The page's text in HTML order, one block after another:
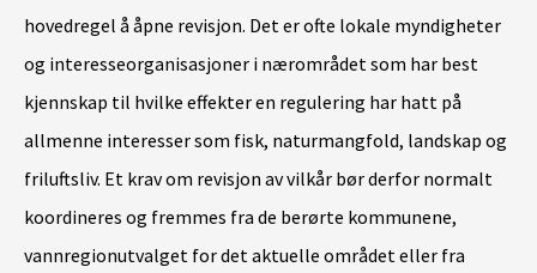
hovedregel å åpne revisjon. Det er ofte lokale myndigheter
og interesseorganisasjoner i nærområdet som har best
kjennskap til hvilke effekter en regulering har hatt på
allmenne interesser som fisk, naturmangfold, landskap og
friluftsliv. Et krav om revisjon av vilkår bør derfor normalt
koordineres og fremmes fra de berørte kommunene,
vannregionutvalget for det aktuelle området eller fra